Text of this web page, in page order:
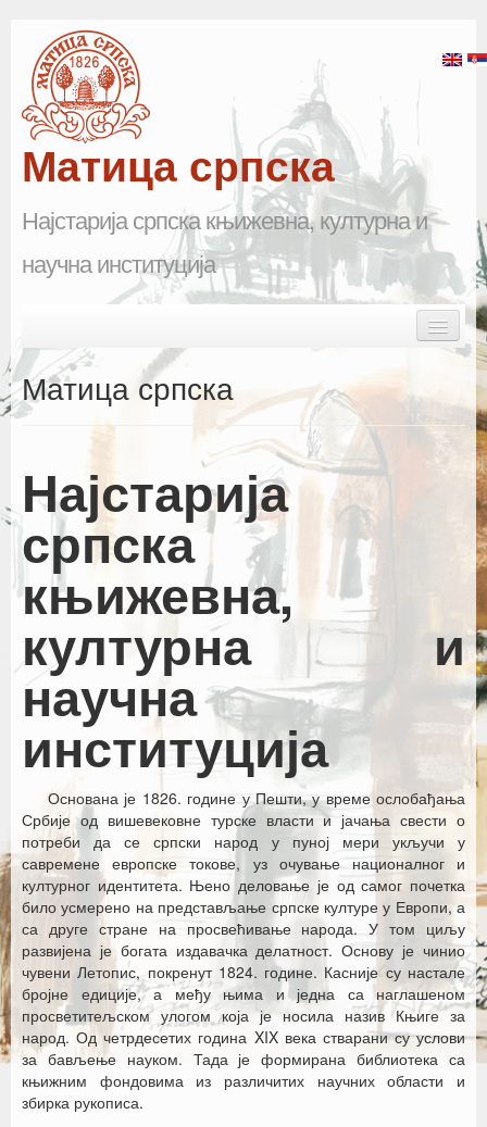
Матица српска
Најстарија српска књижевна, културна и
научна институција
Почетна
Матица српска
Каталог издања
Летопис Матице српске
Гласник Матице српске
Вести
Најаве
Матица српска
Најстарија
српска
књижевна,
културна и
научна
институција
Основана је 1826. године у Пешти, у време ослобађања
Србије од вишевековне турске власти и јачања свести о
потреби да се српски народ у пуној мери укључи у
савремене европске токове, уз очување националног и
културног идентитета. Њено деловање је од самог почетка
било усмерено на представљање српске културе у Европи, а
са друге стране на просвећивање народа. У том циљу
развијена је богата издавачка делатност. Основу је чинио
чувени Летопис, покренут 1824. године. Касније су настале
бројне едиције, а међу њима и једна са наглашеном
просветитељском улогом која је носила назив Књиге за
народ. Од четрдесетих година XIX века стварани су услови
за бављење науком. Тада је формирана библиотека са
књижним фондовима из различитих научних области и
збирка рукописа.